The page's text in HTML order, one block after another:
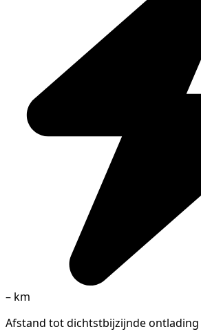
– km
Afstand tot dichtstbijzijnde ontlading